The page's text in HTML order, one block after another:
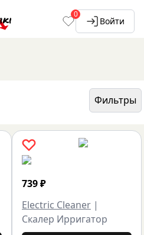
0
Войти
Фильтры
ELECTRIC CLEANER
739₽
Electric Cleaner |
Скалер Ирригатор